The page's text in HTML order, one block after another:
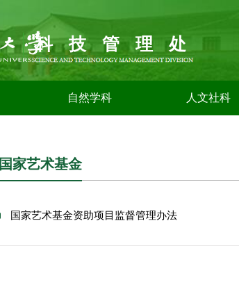
科技管理处
自然学科 人文社科
国家艺术基金
国家艺术基金资助项目监督管理办法